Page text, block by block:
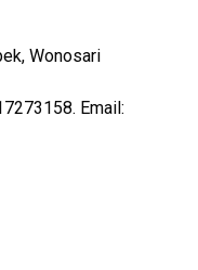
Wonosari
Email: